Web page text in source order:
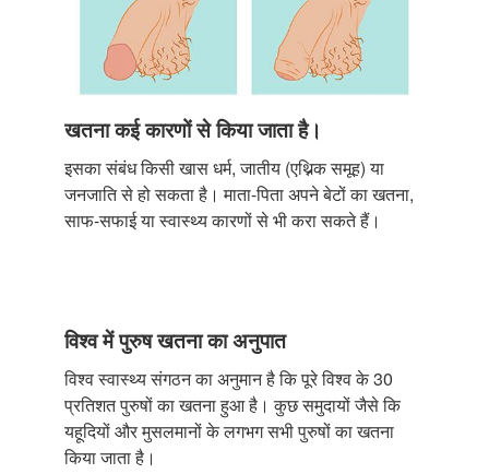
खतना कई कारणों से किया जाता है।
इसका संबंध किसी खास धर्म, जातीय (एथ्निक समूह) या
जनजाति से हो सकता है। माता-पिता अपने बेटों का खतना,
साफ-सफाई या स्वास्थ्य कारणों से भी करा सकते हैं।
विश्व में पुरुष खतना का अनुपात
विश्व स्वास्थ्य संगठन का अनुमान है कि पूरे विश्व के 30
प्रतिशत पुरुषों का खतना हुआ है। कुछ समुदायों जैसे कि
यहूदियों और मुसलमानों के लगभग सभी पुरुषों का खतना
किया जाता है।